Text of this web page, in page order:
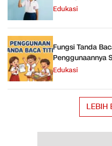
Edukasi
Fungsi Tanda
Penggunaannya
Edukasi
LEBIH